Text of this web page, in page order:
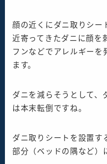
顔の近くにダニ取りシー
近寄ってきたダニに顔を
フンなどでアレルギーを
ます。
ダニを減らそうとして、
は本末転倒ですね。
ダニ取りシートを設置す
部分（ベッドの隅など）